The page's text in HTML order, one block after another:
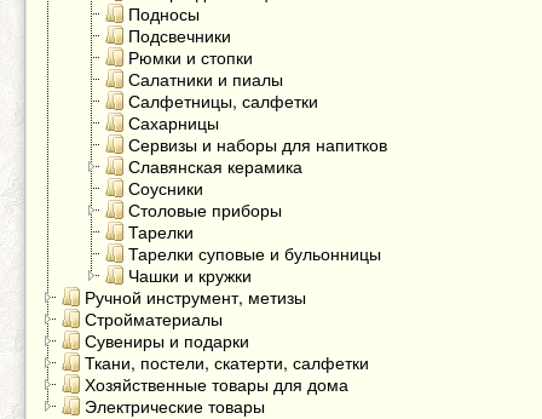
Подносы
Подсвечники
Рюмки и стопки
Салатники и пиалы
Салфетницы, салфетки
Сахарницы
Сервизы и наборы для напитков
Славянская керамика
Соусники
Столовые приборы
Тарелки
Тарелки суповые и бульонницы
Чашки и кружки
Ручной инструмент, метизы
Стройматериалы
Сувениры и подарки
Ткани, постели, скатерти, салфетки
Хозяйственные товары для дома
Электрические товары